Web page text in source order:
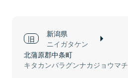
新潟県
ニイガタケン
北蒲原郡中条町
キタカンバラグンナカジョウマチ